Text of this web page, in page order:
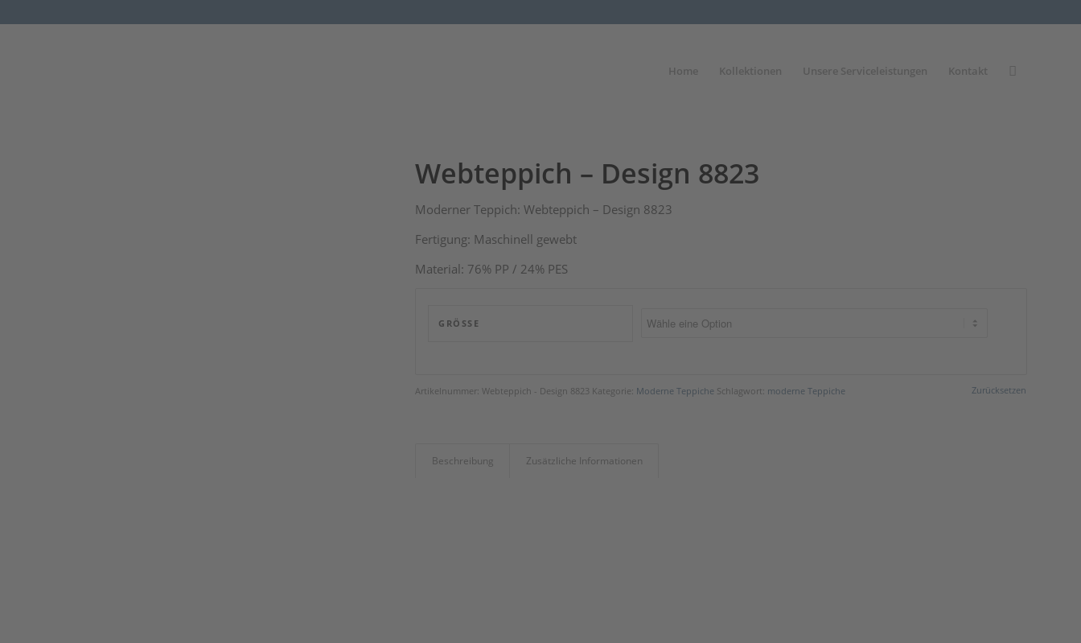
Home Kollektionen Unsere Serviceleistungen Kontakt
Webteppich – Design 8823
Moderner Teppich: Webteppich – Design 8823
Fertigung: Maschinell gewebt
Material: 76% PP / 24% PES
GRÖSSE
Zurücksetzen
Artikelnummer:Webteppich - Design 8823 Kategorie: Moderne Teppiche Schlagwort: moderne Teppiche
Beschreibung Zusätzliche Informationen